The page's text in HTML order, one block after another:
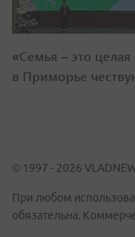
«Семья – это целая
в Приморье
© 1997 - 2026
При любом
обязательна.